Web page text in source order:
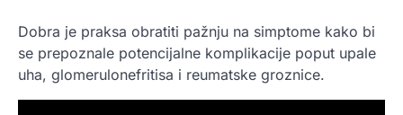
Dobra je praksa obratiti pažnju na simptome kako bi
se prepoznale potencijalne komplikacije poput upale
uha, glomerulonefritisa i reumatske groznice.